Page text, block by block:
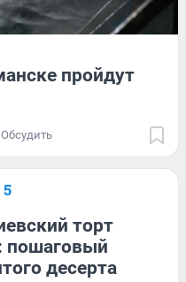
пройдут
Обсудить
торт
пошаговый
десерта